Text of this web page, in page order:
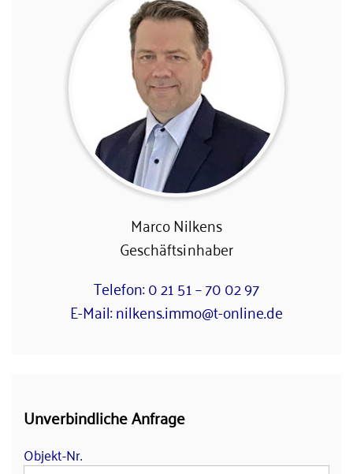
Marco Nilkens
Geschäftsinhaber
Telefon: 0 21 51 – 70 02 97
E-Mail: nilkens.immo@t-online.de
Unverbindliche Anfrage
Objekt-Nr.